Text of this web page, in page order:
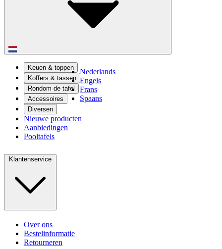
Nederlands
Engels
Frans
Spaans
Keuen & toppen
Koffers & tassen
Rondom de tafel
Accessoires
Diversen
Nieuwe producten
Aanbiedingen
Pooltafels
Klantenservice
Over ons
Bestelinformatie
Retourneren